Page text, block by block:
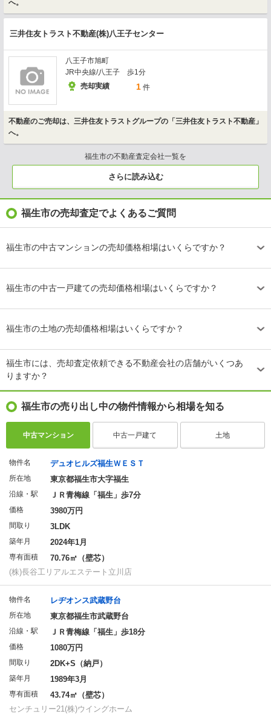
へ。
三井住友トラスト不動産(株)八王子センター
八王子市旭町
JR中央線/八王子 歩1分
売却実績
1 件
不動産のご売却は、三井住友トラストグループの「三井住友トラスト不動産」
へ。
福生市の不動産査定会社一覧を
さらに読み込む
福生市の売却査定でよくあるご質問
福生市の中古マンションの売却価格相場はいくらですか？
福生市の中古一戸建ての売却価格相場はいくらですか？
福生市の土地の売却価格相場はいくらですか？
福生市には、売却査定依頼できる不動産会社の店舗がいくつあ
りますか？
福生市の売り出し中の物件情報から相場を知る
中古マンション 中古一戸建て 土地
物件名 デュオヒルズ福生ＷＥＳＴ
所在地 東京都福生市大字福生
沿線・駅 ＪＲ青梅線「福生」歩7分
価格 3980万円
間取り 3LDK
築年月 2024年1月
専有面積
70.76㎡（壁芯）
(株)長谷工リアルエステート立川店
物件名 レヂオンス武蔵野台
所在地 東京都福生市武蔵野台
沿線・駅 ＪＲ青梅線「福生」歩18分
価格 1080万円
間取り 2DK+S（納戸）
築年月 1989年3月
専有面積
43.74㎡（壁芯）
センチュリー21(株)ウイングホーム